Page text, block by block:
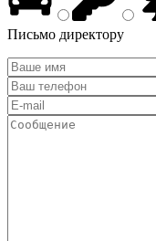
Письмо директору